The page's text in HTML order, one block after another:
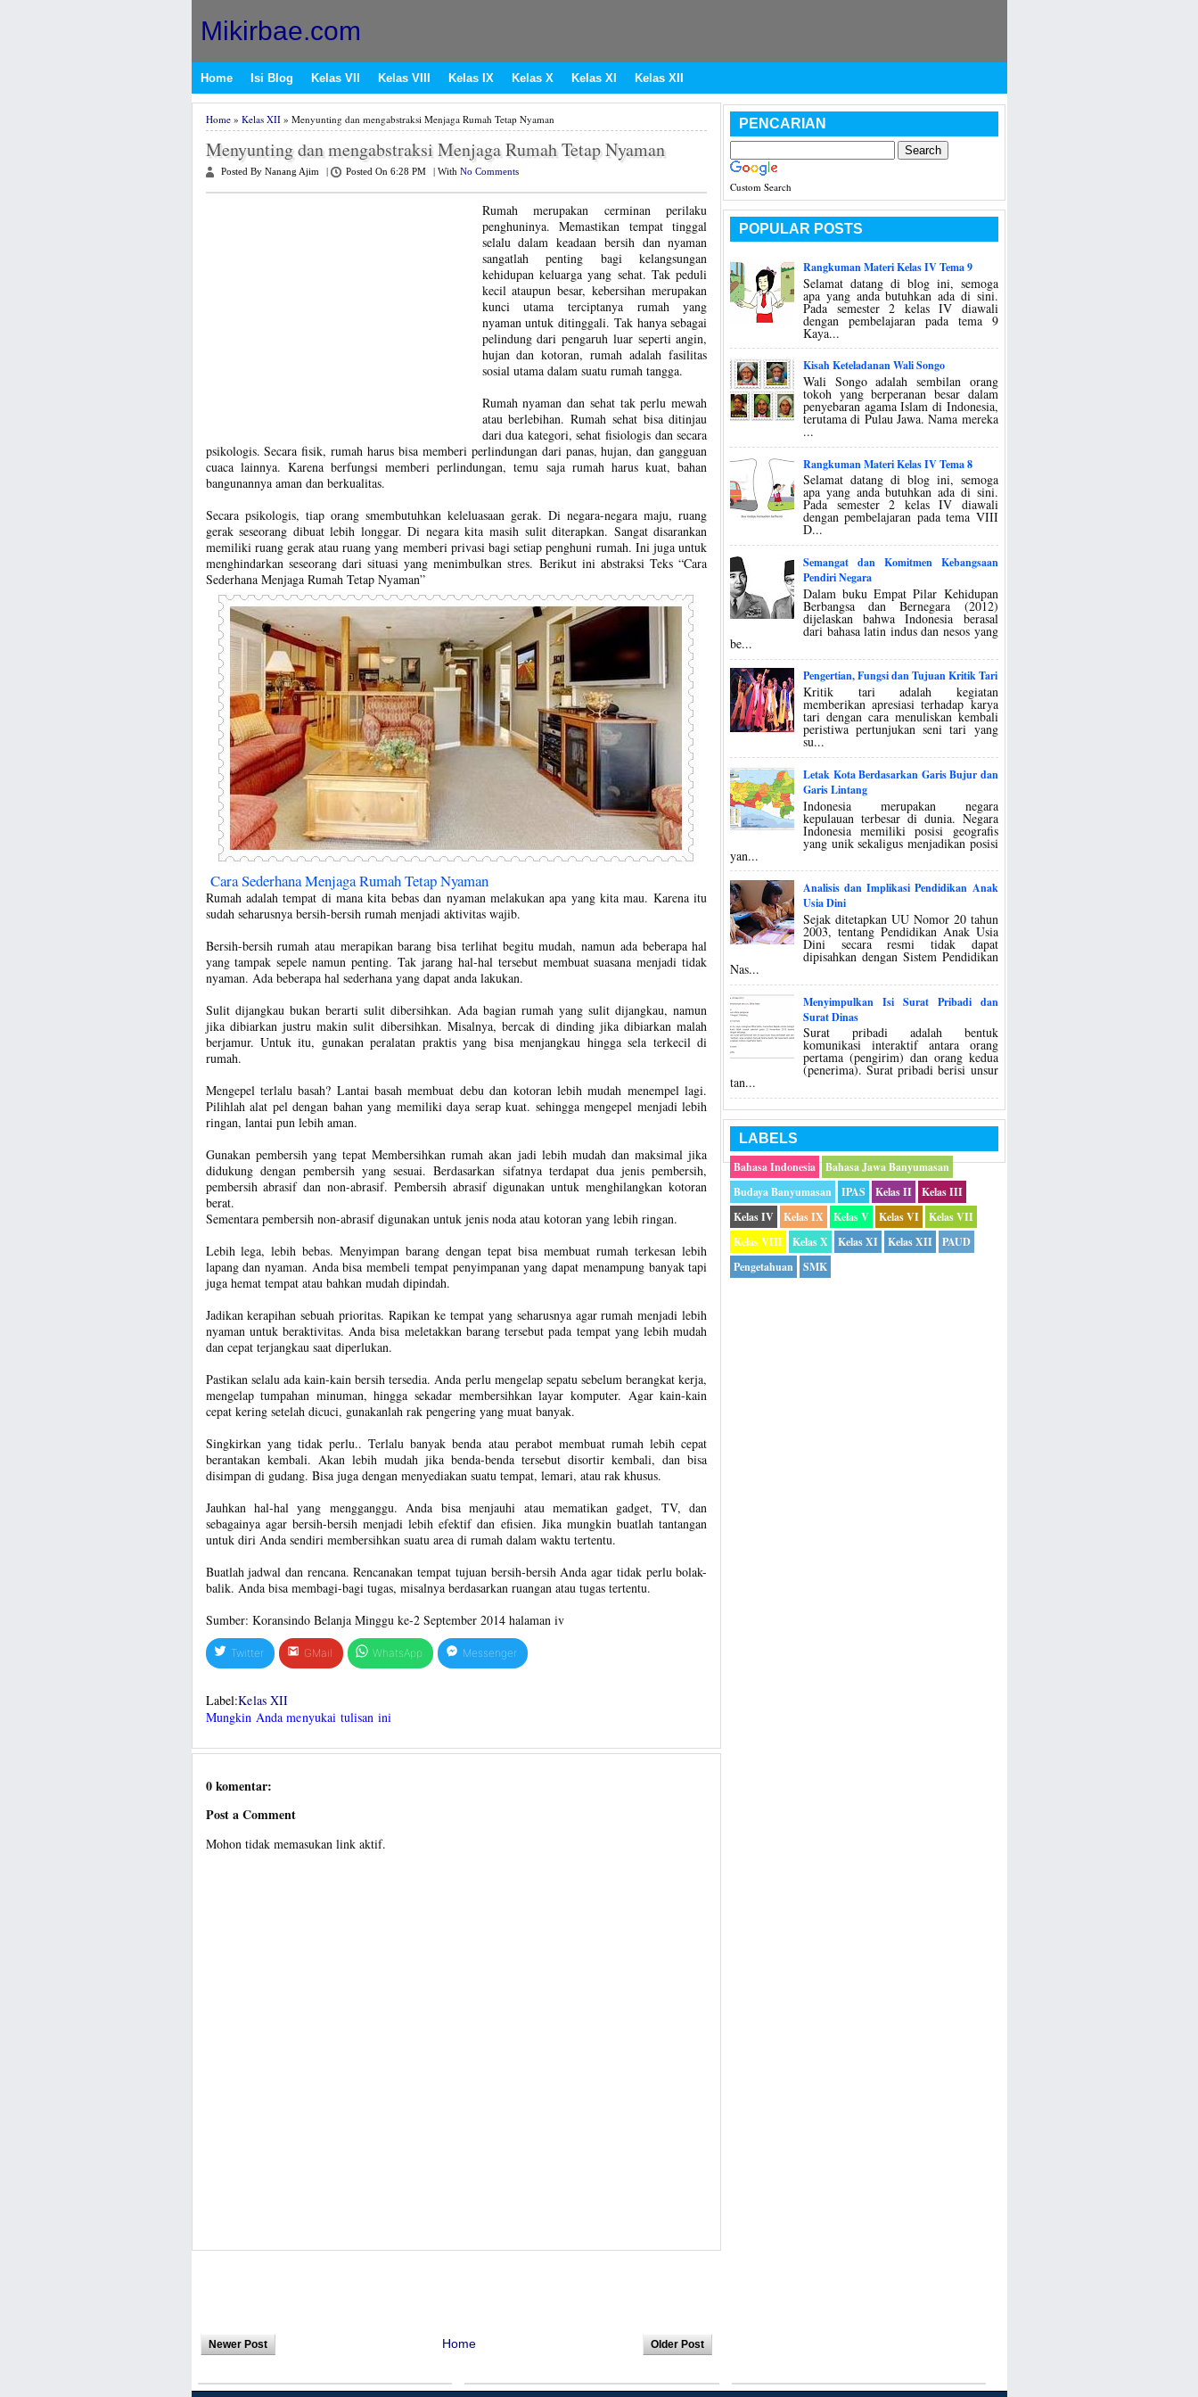
Mikirbae.com
Home Isi Blog Kelas VII Kelas VIII Kelas IX Kelas X Kelas XI Kelas XII
Home» Kelas XII» Menyunting dan mengabstraksi Menjaga Rumah Tetap Nyaman
Menyunting dan mengabstraksi Menjaga Rumah Tetap Nyaman
Posted By Nanang Ajim Posted On 6:28 PM With No Comments
Rumah merupakan cerminan perilaku
penghuninya. Memastikan tempat tinggal
selalu dalam keadaan bersih dan nyaman
sangatlah penting bagi kelangsungan
kehidupan keluarga yang sehat. Tak peduli
kecil ataupun besar, kebersihan merupakan
kunci utama terciptanya rumah yang
nyaman untuk ditinggali. Tak hanya sebagai
pelindung dari pengaruh luar seperti angin,
hujan dan kotoran, rumah adalah fasilitas
sosial utama dalam suatu rumah tangga.
Rumah nyaman dan sehat tak perlu mewah
atau berlebihan. Rumah sehat bisa ditinjau
dari dua kategori, sehat fisiologis dan secara
psikologis. Secara fisik, rumah harus bisa memberi perlindungan dari panas, hujan, dan gangguan
cuaca lainnya. Karena berfungsi memberi perlindungan, temu saja rumah harus kuat, bahan
bangunannya aman dan berkualitas.
Secara psikologis, tiap orang smembutuhkan keleluasaan gerak. Di negara-negara maju, ruang
gerak seseorang dibuat lebih longgar. Di negara kita masih sulit diterapkan. Sangat disarankan
memiliki ruang gerak atau ruang yang memberi privasi bagi setiap penghuni rumah. Ini juga untuk
menghindarkan seseorang dari situasi yang menimbulkan stres. Berikut ini abstraksi Teks “Cara
Sederhana Menjaga Rumah Tetap Nyaman”
Cara Sederhana Menjaga Rumah Tetap Nyaman
Rumah adalah tempat di mana kita bebas dan nyaman melakukan apa yang kita mau. Karena itu
sudah seharusnya bersih-bersih rumah menjadi aktivitas wajib.
Bersih-bersih rumah atau merapikan barang bisa terlihat begitu mudah, namun ada beberapa hal
yang tampak sepele namun penting. Tak jarang hal-hal tersebut membuat suasana menjadi tidak
nyaman. Ada beberapa hal sederhana yang dapat anda lakukan.
Sulit dijangkau bukan berarti sulit dibersihkan. Ada bagian rumah yang sulit dijangkau, namun
jika dibiarkan justru makin sulit dibersihkan. Misalnya, bercak di dinding jika dibiarkan malah
berjamur. Untuk itu, gunakan peralatan praktis yang bisa menjangkau hingga sela terkecil di
rumah.
Mengepel terlalu basah? Lantai basah membuat debu dan kotoran lebih mudah menempel lagi.
Pilihlah alat pel dengan bahan yang memiliki daya serap kuat. sehingga mengepel menjadi lebih
ringan, lantai pun lebih aman.
Gunakan pembersih yang tepat Membersihkan rumah akan jadi lebih mudah dan maksimal jika
didukung dengan pembersih yang sesuai. Berdasarkan sifatnya terdapat dua jenis pembersih,
pembersih abrasif dan non-abrasif. Pembersih abrasif digunakan untuk menghilangkan kotoran
berat.
Sementara pembersih non-abrasif digunakan untuk jenis noda atau kotoran yang lebih ringan.
Lebih lega, lebih bebas. Menyimpan barang dengan tepat bisa membuat rumah terkesan lebih
lapang dan nyaman. Anda bisa membeli tempat penyimpanan yang dapat menampung banyak tapi
juga hemat tempat atau bahkan mudah dipindah.
Jadikan kerapihan sebuah prioritas. Rapikan ke tempat yang seharusnya agar rumah menjadi lebih
nyaman untuk beraktivitas. Anda bisa meletakkan barang tersebut pada tempat yang lebih mudah
dan cepat terjangkau saat diperlukan.
Pastikan selalu ada kain-kain bersih tersedia. Anda perlu mengelap sepatu sebelum berangkat kerja,
mengelap tumpahan minuman, hingga sekadar membersihkan layar komputer. Agar kain-kain
cepat kering setelah dicuci, gunakanlah rak pengering yang muat banyak.
Singkirkan yang tidak perlu.. Terlalu banyak benda atau perabot membuat rumah lebih cepat
berantakan kembali. Akan lebih mudah jika benda-benda tersebut disortir kembali, dan bisa
disimpan di gudang. Bisa juga dengan menyediakan suatu tempat, lemari, atau rak khusus.
Jauhkan hal-hal yang mengganggu. Anda bisa menjauhi atau mematikan gadget, TV, dan
sebagainya agar bersih-bersih menjadi lebih efektif dan efisien. Jika mungkin buatlah tantangan
untuk diri Anda sendiri membersihkan suatu area di rumah dalam waktu tertentu.
Buatlah jadwal dan rencana. Rencanakan tempat tujuan bersih-bersih Anda agar tidak perlu bolak-
balik. Anda bisa membagi-bagi tugas, misalnya berdasarkan ruangan atau tugas tertentu.
Sumber: Koransindo Belanja Minggu ke-2 September 2014 halaman iv
Twitter GMail WhatsApp Messenger
Label:Kelas XII
Mungkin Anda menyukai tulisan ini
0 komentar:
Post a Comment
Mohon tidak memasukan link aktif.
Newer Post Older Post
Home
PENCARIAN
Custom Search
POPULAR POSTS
Rangkuman Materi Kelas IV Tema 9
Selamat datang di blog ini, semoga
apa yang anda butuhkan ada di sini.
Pada semester 2 kelas IV diawali
dengan pembelajaran pada tema 9
Kaya...
Kisah Keteladanan Wali Songo
Wali Songo adalah sembilan orang
tokoh yang berperanan besar dalam
penyebaran agama Islam di Indonesia,
terutama di Pulau Jawa. Nama mereka
...
Rangkuman Materi Kelas IV Tema 8
Selamat datang di blog ini, semoga
apa yang anda butuhkan ada di sini.
Pada semester 2 kelas IV diawali
dengan pembelajaran pada tema VIII
D...
Semangat dan Komitmen Kebangsaan
Pendiri Negara
Dalam buku Empat Pilar Kehidupan
Berbangsa dan Bernegara (2012)
dijelaskan bahwa Indonesia berasal
dari bahasa latin indus dan nesos yang
be...
Pengertian, Fungsi dan Tujuan Kritik Tari
Kritik tari adalah kegiatan
memberikan apresiasi terhadap karya
tari dengan cara menuliskan kembali
peristiwa pertunjukan seni tari yang
su...
Letak Kota Berdasarkan Garis Bujur dan
Garis Lintang
Indonesia merupakan negara
kepulauan terbesar di dunia. Negara
Indonesia memiliki posisi geografis
yang unik sekaligus menjadikan posisi
yan...
Analisis dan Implikasi Pendidikan Anak
Usia Dini
Sejak ditetapkan UU Nomor 20 tahun
2003, tentang Pendidikan Anak Usia
Dini secara resmi tidak dapat
dipisahkan dengan Sistem Pendidikan
Nas...
Menyimpulkan Isi Surat Pribadi dan
Surat Dinas
Surat pribadi adalah bentuk
komunikasi interaktif antara orang
pertama (pengirim) dan orang kedua
(penerima). Surat pribadi berisi unsur
tan...
LABELS
Bahasa Indonesia
Bahasa Jawa Banyumasan
Budaya Banyumasan
IPAS Kelas II
Kelas III
Kelas IV
Kelas IX Kelas V Kelas VI
Kelas VII
Kelas VIII
Kelas X Kelas XI Kelas XII
PAUD
Pengetahuan
SMK